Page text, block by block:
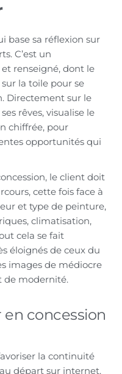
base sa réflexion sur
C’est un
renseigné, dont le
la toile pour se
Directement sur le
rêves, visualise le
chiffrée, pour
opportunités qui
le client doit
cette fois face à
et type de peinture,
climatisation,
cela se fait
éloignés de ceux du
images de médiocre
de modernité.
en concession
la continuité
départ sur internet.